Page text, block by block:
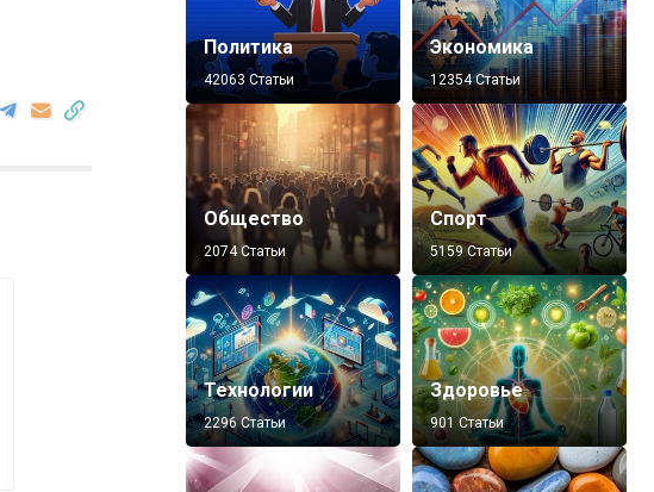
Политика
42063 Статьи
Экономика
12354 Статьи
Общество
2074 Статьи
Спорт
5159 Статьи
Технологии
2296 Статьи
Здоровье
901 Статьи